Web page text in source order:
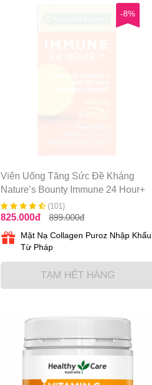
-8%
Viên Uống Tăng Sức Đề Kháng
Nature’s Bounty Immune 24 Hour+
Hộp 120 Viên
(101)
825.000đ 899.000đ
Mặt Nạ Collagen Puroz Nhập Khẩu
Từ Pháp
TẠM HẾT HÀNG